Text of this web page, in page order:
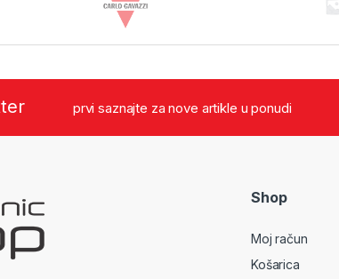
prvi saznajte za nove artikle u ponudi
Shop
Moj račun
Košarica